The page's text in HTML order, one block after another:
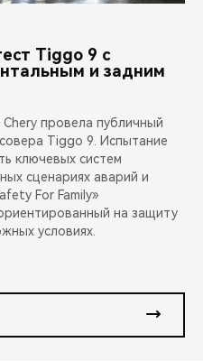
Tiggo 9 с
и задним
провела публичный
Tiggo 9. Испытание
ключевых систем
сценариях аварий и
For Family»
на защиту
условиях.